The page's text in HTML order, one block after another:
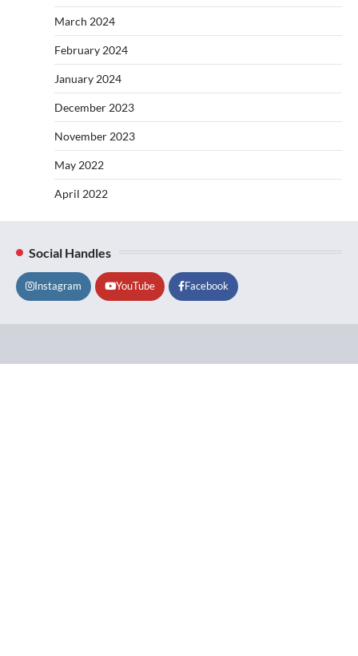
March 2024
February 2024
January 2024
December 2023
November 2023
May 2022
April 2022
Social Handles
Instagram YouTube Facebook